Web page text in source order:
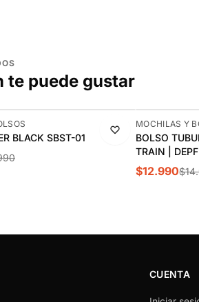
te puede gustar
BLACK SBST-01
-13%
MOCHILAS Y
BOLSO
TRAIN |
$12.990
CUENTA